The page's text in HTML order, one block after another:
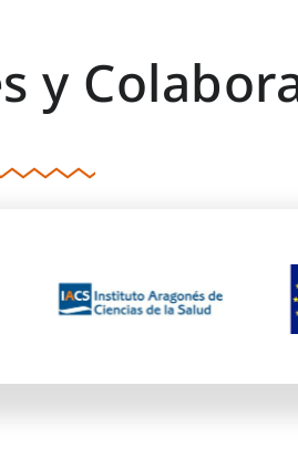
y